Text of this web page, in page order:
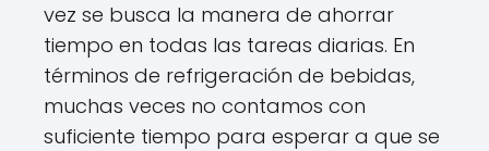
vez se busca la manera de ahorrar
tiempo en todas las tareas diarias. En
términos de refrigeración de bebidas,
muchas veces no contamos con
suficiente tiempo para esperar a que se